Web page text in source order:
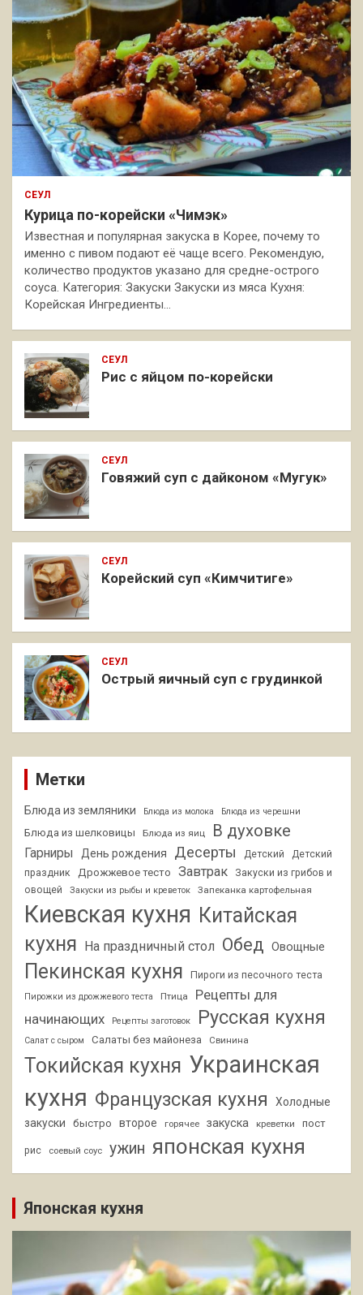
СЕУЛ
Курица по-корейски «Чимэк»
Известная и популярная закуска в Корее, почему то
именно с пивом подают её чаще всего. Рекомендую,
количество продуктов указано для средне-острого
соуса. Категория: Закуски Закуски из мяса Кухня:
Корейская Ингредиенты…
СЕУЛ
Рис с яйцом по-корейски
СЕУЛ
Говяжий суп с дайконом «Мугук»
СЕУЛ
Корейский суп «Кимчитиге»
СЕУЛ
Острый яичный суп с грудинкой
Метки
Блюда из земляники Блюда из молока Блюда из черешни
Блюда из шелковицы Блюда из яиц В духовке
Гарниры День рождения Десерты Детский
Детский
праздник
Дрожжевое тесто Завтрак
Закуски из грибов и
овощей
Закуски из рыбы и креветок Запеканка картофельная
Киевская кухня Китайская
кухня На праздничный стол Обед Овощные
Пекинская кухня Пироги из песочного теста
Пирожки из дрожжевого теста Птица
Рецепты для
начинающих
Рецепты заготовок Русская кухня
Салат с сыром Салаты без майонеза Свинина
Токийская кухня Украинская
кухня Французская кухня
Холодные
закуски
быстро второе горячее закуска креветки пост
рис соевый соус ужин японская кухня
Японская кухня